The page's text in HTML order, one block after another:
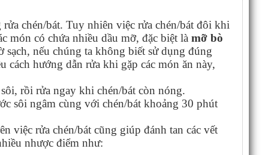
chén/bát. Tuy nhiên việc rửa chén/bát đôi khi
món có chứa nhiều dầu mỡ, đặc biệt là mỡ bò
nếu chúng ta không biết sử dụng đúng
cách hướng dẫn rửa khi gặp các món ăn này,
rồi rửa ngay khi chén/bát còn nóng.
sôi ngâm cùng với chén/bát khoảng 30 phút
việc rửa chén/bát cũng giúp đánh tan các vết
nhược điểm như: